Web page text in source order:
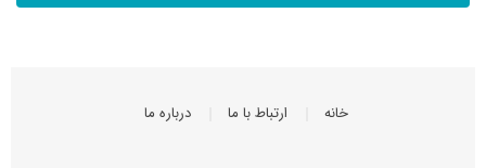
خانه ارتباط با ما درباره ما